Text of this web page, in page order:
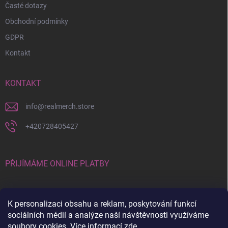
K personalizaci obsahu a reklam, poskytování funkcí
sociálních médií a analýze naší návštěvnosti využíváme
Časté dotazy
Obchodní podmínky
GDPR
Kontakt
KONTAKT
info@realmerch.store
+420728405427
PŘIJÍMÁME ONLINE PLATBY